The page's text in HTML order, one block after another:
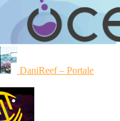
DaniReef – Portale